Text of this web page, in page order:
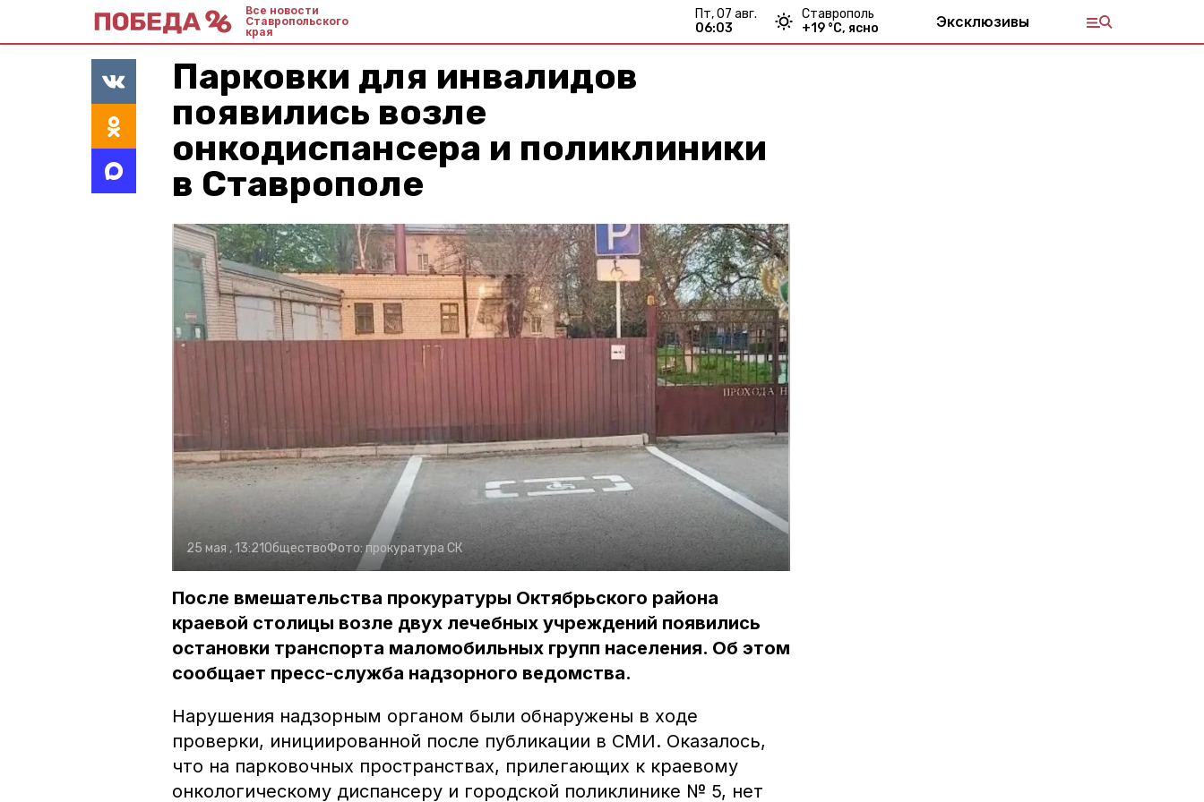
Все новости
Ставропольского
края
пт, 07 авг.
06:03
Ставрополь
+19 °С, ясно Эксклюзивы
Парковки для инвалидов
появились возле
онкодиспансера и поликлиники
в Ставрополе
25 мая , 13:21ОбществоФото:прокуратура СК
После вмешательства прокуратуры Октябрьского района
краевой столицы возле двух лечебных учреждений появились
остановки транспорта маломобильных групп населения. Об этом
сообщает пресс-служба надзорного ведомства.
Нарушения надзорным органом были обнаружены в ходе
проверки, инициированной после публикации в СМИ. Оказалось,
что на парковочных пространствах, прилегающих к краевому
онкологическому диспансеру и городской поликлинике № 5, нет